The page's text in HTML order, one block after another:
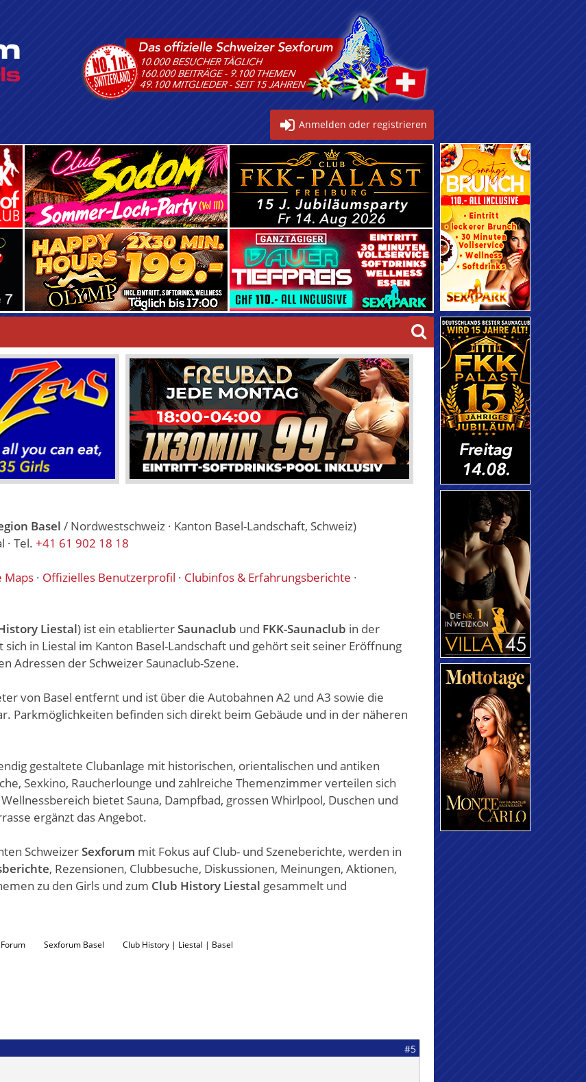
Anmelden oder registrieren
Basel / Nordwestschweiz · Kanton Basel-Landschaft, Schweiz)
Tel. +41 61 902 18 18
Maps· Offizielles Benutzerprofil · Clubinfos & Erfahrungsberichte ·
Liestal) ist ein etablierterSaunaclub und FKK-Saunaclub in der
sich in Liestal im Kanton Basel-Landschaft und gehört seit seiner Eröffnung
Adressen der Schweizer Saunaclub-Szene.
von Basel entfernt und ist über die Autobahnen A2 und A3 sowie die
Parkmöglichkeiten befinden sich direkt beim Gebäude und in der näheren
gestaltete Clubanlage mit historischen, orientalischen und antiken
Sexkino, Raucherlounge und zahlreiche Themenzimmer verteilen sich
bietet Sauna, Dampfbad, grossen Whirlpool, Duschen und
ergänzt das Angebot.
SchweizerSexforum mit Fokus auf Club- und Szeneberichte, werden in
, Rezensionen, Clubbesuche, Diskussionen, Meinungen, Aktionen,
zu den Girls und zum Club History Liestal gesammelt und
Sexforum Basel Club History | Liestal | Basel
#5